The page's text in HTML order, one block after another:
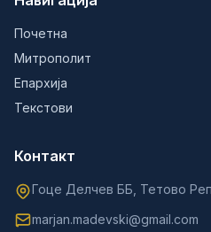
Почетна
Митрополит
Епархија
Текстови
Контакт
Гоце Делчев ББ, Тетово
marjan.madevski@gmail.com